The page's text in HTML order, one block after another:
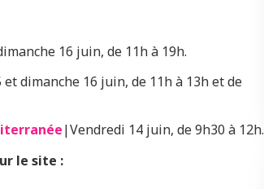
16 juin, de 11h à 19h.
et dimanche 16 juin, de 11h à 13h et de
|Vendredi 14 juin, de 9h30 à 12h.
le site :